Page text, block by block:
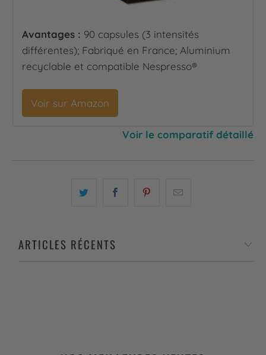
Avantages : 90 capsules (3 intensités
différentes); Fabriqué en France; Aluminium
recyclable et compatible Nespresso®
Voir sur Amazon
Voir le comparatif détaillé
ARTICLES RÉCENTS